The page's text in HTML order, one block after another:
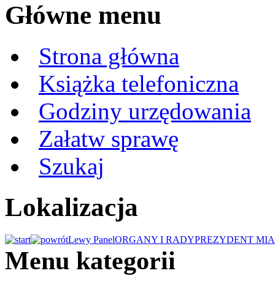
Główne menu
Strona główna
Książka telefoniczna
Godziny urzędowania
Załatw sprawę
Szukaj
Lokalizacja
Lewy PanelORGANY I RADYPREZYDENT
Menu kategorii